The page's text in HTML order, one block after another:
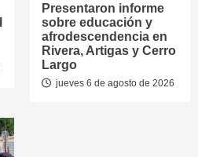
Presentaron informe
sobre educación y
afrodescendencia en
Rivera, Artigas y Cerro
Largo
jueves 6 de agosto de 2026